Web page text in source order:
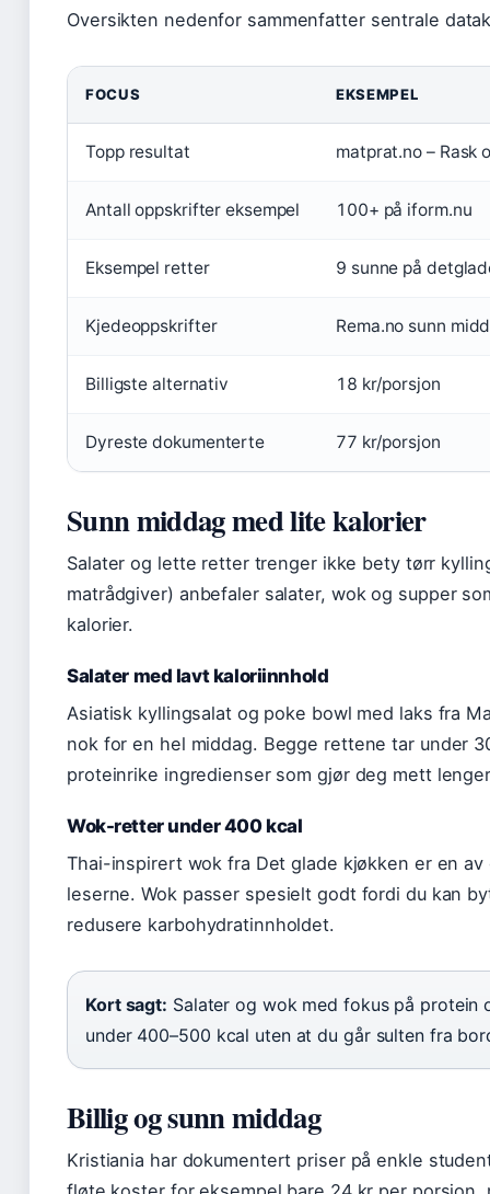
Oversikten nedenfor sammenfatter sentrale
FOCUS EKSEMPEL
Topp resultat matprat.no – Rask
Antall oppskrifter eksempel 100+ på iform.nu
Eksempel retter 9 sunne på
Kjedeoppskrifter Rema.no sunn
Billigste alternativ 18 kr/porsjon
Dyreste dokumenterte 77 kr/porsjon
Sunn middag med lite kalorier
Salater og lette retter trenger ikke bety tørr
matrådgiver) anbefaler salater, wok og supper
kalorier.
Salater med lavt kaloriinnhold
Asiatisk kyllingsalat og poke bowl med laks fra
nok for en hel middag. Begge rettene tar under
proteinrike ingredienser som gjør deg mett
Wok-retter under 400 kcal
Thai-inspirert wok fra Det glade kjøkken er en
leserne. Wok passer spesielt godt fordi du kan
redusere karbohydratinnholdet.
Kort sagt: Salater og wok med fokus på protein
under 400–500 kcal uten at du går sulten fra
Billig og sunn middag
Kristiania har dokumentert priser på enkle